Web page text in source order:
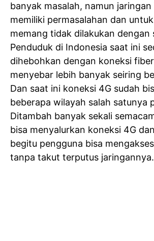
banyak masalah, namun jaringan
memiliki permasalahan dan
memang tidak dilakukan dengan
Penduduk di Indonesia saat ini
dihebohkan dengan koneksi
menyebar lebih banyak seiring
Dan saat ini koneksi 4G sudah
beberapa wilayah salah satunya
Ditambah banyak sekali
bisa menyalurkan koneksi 4G
begitu pengguna bisa
tanpa takut terputus jaringannya.